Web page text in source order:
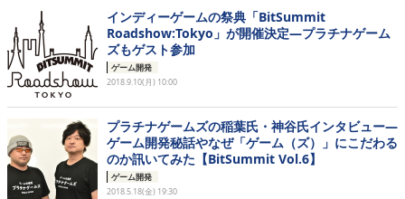
インディーゲームの祭典「BitSummit
Roadshow:Tokyo」が開催決定―プラチナゲーム
ズもゲスト参加
ゲーム開発
2018.9.10(月) 10:00
プラチナゲームズの稲葉氏・神谷氏インタビュー―
ゲーム開発秘話やなぜ「ゲーム（ズ）」にこだわる
のか訊いてみた【BitSummit Vol.6】
ゲーム開発
2018.5.18(金) 19:30